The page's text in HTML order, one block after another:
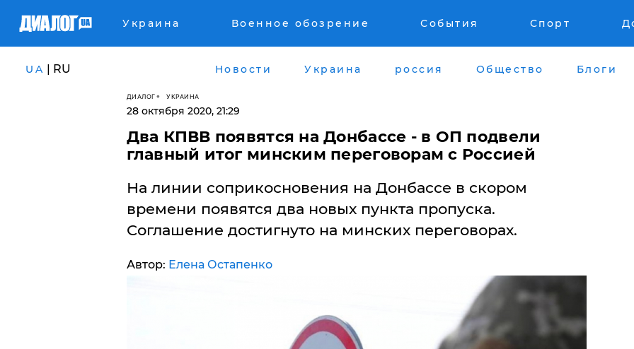
Украина Военное обозрение События Спорт
UA | RU Новости Украина россия Общество Блоги
ДИАЛОГ УКРАИНА
28 октября 2020, 21:29
​Два КПВВ появятся на Донбассе - в ОП подвели
главный итог минским переговорам с Россией
На линии соприкосновения на Донбассе в скором
времени появятся два новых пункта пропуска.
Соглашение достигнуто на минских переговорах.
Автор: Елена Остапенко